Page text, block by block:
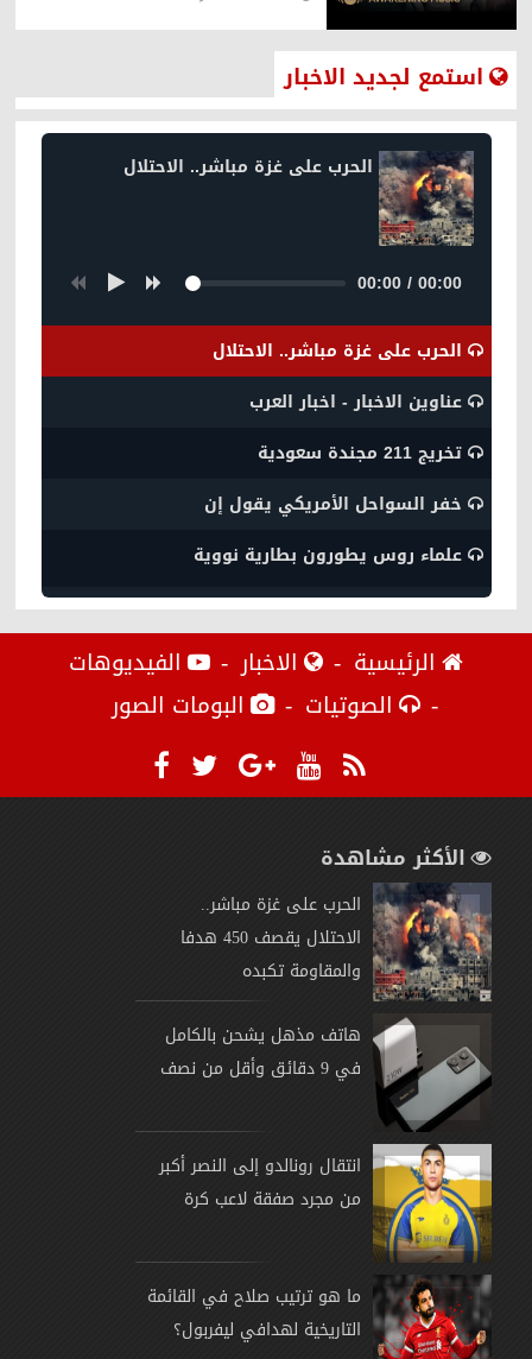
استمع لجديد الاخبار
الحرب على غزة مباشر.. الاحتلال
00:00/00:00
الحرب على غزة مباشر.. الاحتلال
عناوين الاخبار - اخبار العرب
تخريج 211 مجندة سعودية
خفر السواحل الأمريكي يقول إن
علماء روس يطورون بطارية نووية
الرئيسية الاخبار
الفيديوهات
الصوتيات
البومات الصور
الأكثر مشاهدة
الحرب على غزة مباشر..
الاحتلال يقصف 450 هدفا
والمقاومة تكبده
هاتف مذهل يشحن بالكامل
في 9 دقائق وأقل من نصف
انتقال رونالدو إلى النصر أكبر
من مجرد صفقة لاعب كرة
ما هو ترتيب صلاح في القائمة
التاريخية لهدافي ليفربول؟